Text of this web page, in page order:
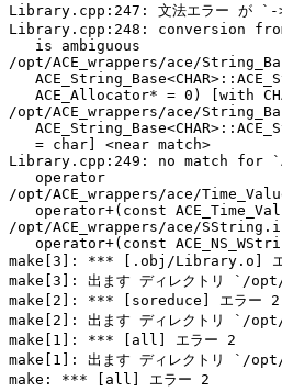
Library.cpp:247: 文法エラー が `->'
Library.cpp:248: conversion
   is ambiguous
/opt/ACE_wrappers/ace/
ACE_Allocator* = 0) [with
/opt/ACE_wrappers/ace/
   = char] <near match>
Library.cpp:249: no match for
   operator
/opt/ACE_wrappers/ace/
operator+(const
/opt/ACE_wrappers/ace/
operator+(const
make[3]: *** [.obj/Library.o] エ
make[3]: 出ます ディレクトリ `/
make[2]: *** [soreduce] エラー 2
make[2]: 出ます ディレクトリ `/
make[1]: *** [all] エラー 2
make[1]: 出ます ディレクトリ `/